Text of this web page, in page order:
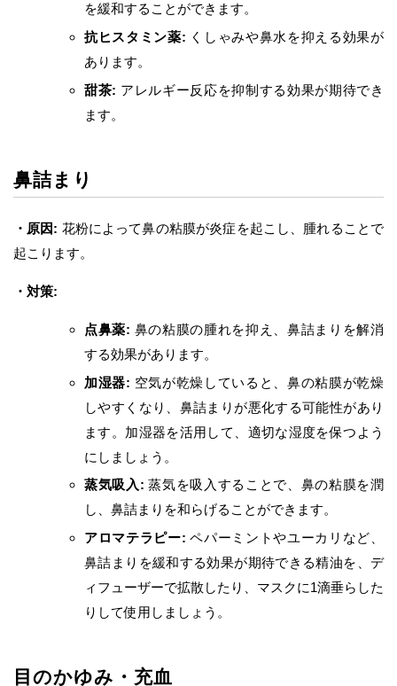
を緩和することができます。
抗ヒスタミン薬: くしゃみや鼻水を抑える効果が
あります。
甜茶: アレルギー反応を抑制する効果が期待でき
ます。
鼻詰まり
・原因: 花粉によって鼻の粘膜が炎症を起こし、腫れることで
起こります。
・対策:
点鼻薬: 鼻の粘膜の腫れを抑え、鼻詰まりを解消
する効果があります。
加湿器: 空気が乾燥していると、鼻の粘膜が乾燥
しやすくなり、鼻詰まりが悪化する可能性があり
ます。加湿器を活用して、適切な湿度を保つよう
にしましょう。
蒸気吸入: 蒸気を吸入することで、鼻の粘膜を潤
し、鼻詰まりを和らげることができます。
アロマテラピー: ペパーミントやユーカリなど、
鼻詰まりを緩和する効果が期待できる精油を、デ
ィフューザーで拡散したり、マスクに1滴垂らした
りして使用しましょう。
目のかゆみ・充血